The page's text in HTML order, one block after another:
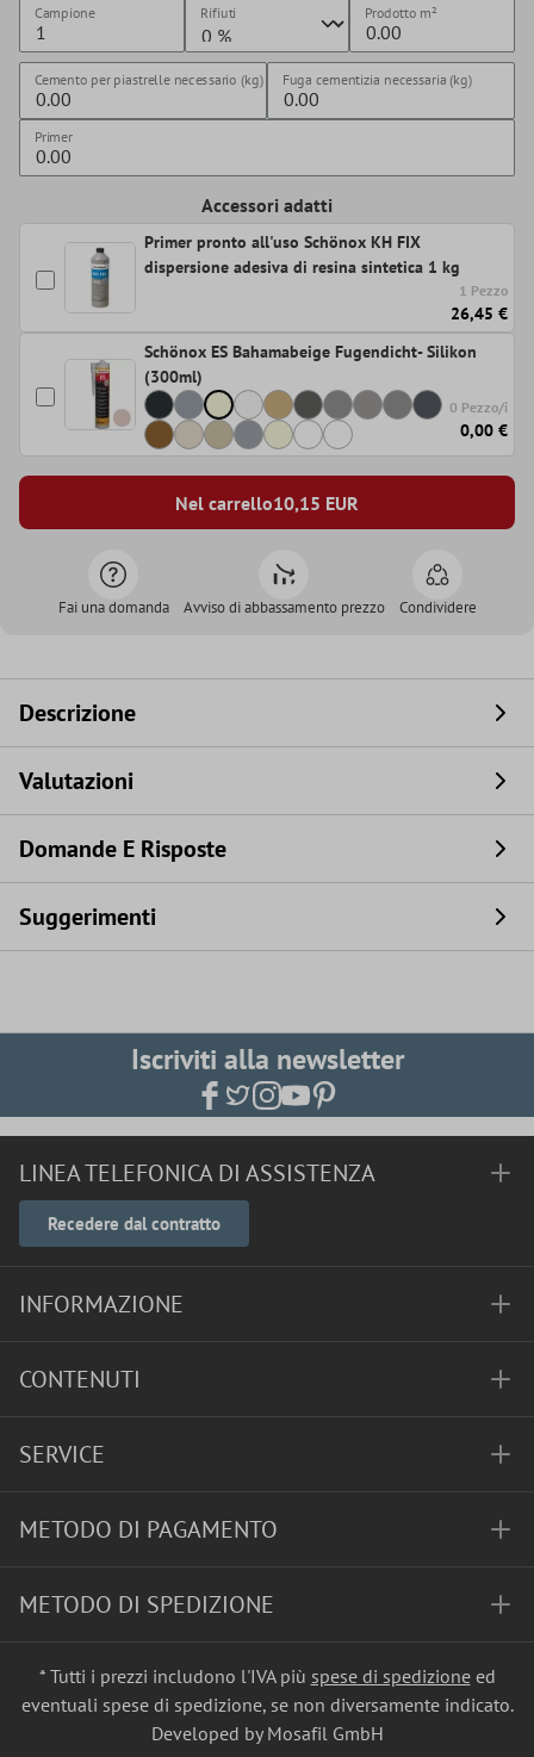
Campione Rifiuti Prodotto m²
Cemento per piastrelle necessario (kg) Fuga cementizia necessaria (kg)
Primer
Accessori adatti
Primer pronto all'uso Schönox KH FIX
dispersione adesiva di resina sintetica 1 kg
1 Pezzo
26,45 €
Schönox ES Bahamabeige Fugendicht- Silikon
(300ml)
0 Pezzo/i
0,00 €
Nel carrello10,15 EUR
Fai una domanda Avviso di abbassamento prezzo Condividere
Descrizione
Valutazioni
Domande E Risposte
Suggerimenti
Iscriviti alla newsletter
LINEA TELEFONICA DI ASSISTENZA
Recedere dal contratto
INFORMAZIONE
CONTENUTI
SERVICE
METODO DI PAGAMENTO
METODO DI SPEDIZIONE
* Tutti i prezzi includono l'IVA più spese di spedizioneed
eventuali spese di spedizione, se non diversamente indicato.
Developed by Mosafil GmbH